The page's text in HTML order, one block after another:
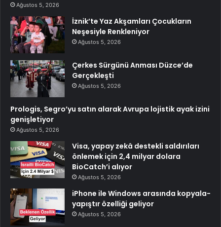
Ağustos 5, 2026
İznik’te Yaz Akşamları Çocukların
Neşesiyle Renkleniyor
Ağustos 5, 2026
Çerkes Sürgünü Anması Düzce’de
Gerçekleşti
Ağustos 5, 2026
Prologis, Segro’yu satın alarak Avrupa lojistik ayak izini
genişletiyor
Ağustos 5, 2026
Visa, yapay zekâ destekli saldırıları
önlemek için 2,4 milyar dolara
BioCatch’i alıyor
Ağustos 5, 2026
iPhone ile Windows arasında kopyala-
yapıştır özelliği geliyor
Ağustos 5, 2026